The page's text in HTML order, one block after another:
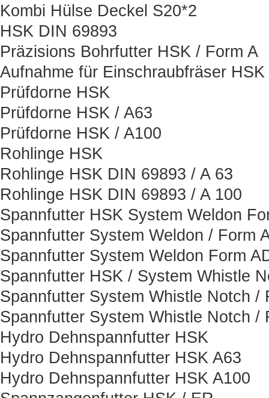
Kombi Hülse Deckel S20*2
HSK DIN 69893
Präzisions Bohrfutter HSK / Form A
Aufnahme für Einschraubfräser HSK
Prüfdorne HSK
Prüfdorne HSK / A63
Prüfdorne HSK / A100
Rohlinge HSK
Rohlinge HSK DIN 69893 / A 63
Rohlinge HSK DIN 69893 / A 100
Spannfutter HSK System Weldon
Spannfutter System Weldon / Form
Spannfutter System Weldon Form
Spannfutter HSK / System Whistle
Spannfutter System Whistle Notch /
Spannfutter System Whistle Notch /
Hydro Dehnspannfutter HSK
Hydro Dehnspannfutter HSK A63
Hydro Dehnspannfutter HSK A100